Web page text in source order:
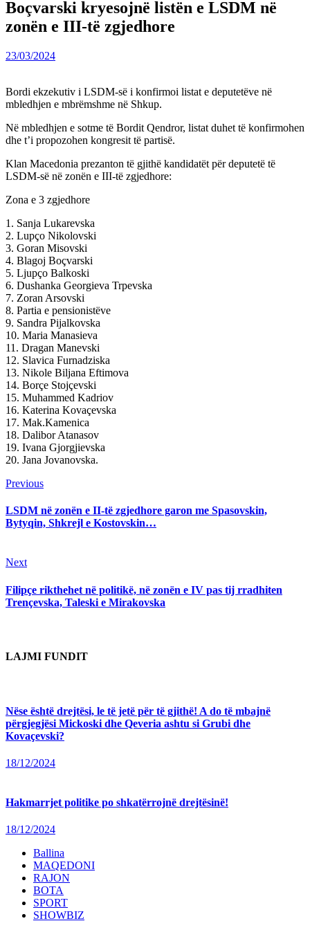
Boçvarski kryesojnë listën e LSDM në
zonën e III-të zgjedhore
23/03/2024
Bordi ekzekutiv i LSDM-së i konfirmoi listat e deputetëve në
mbledhjen e mbrëmshme në Shkup.
Në mbledhjen e sotme të Bordit Qendror, listat duhet të konfirmohen
dhe t’i propozohen kongresit të partisë.
Klan Macedonia prezanton të gjithë kandidatët për deputetë të
LSDM-së në zonën e III-të zgjedhore:
Zona e 3 zgjedhore
1. Sanja Lukarevska
2. Lupço Nikolovski
3. Goran Misovski
4. Blagoj Boçvarski
5. Ljupço Balkoski
6. Dushanka Georgieva Trpevska
7. Zoran Arsovski
8. Partia e pensionistëve
9. Sandra Pijalkovska
10. Maria Manasieva
11. Dragan Manevski
12. Slavica Furnadziska
13. Nikole Biljana Eftimova
14. Borçe Stojçevski
15. Muhammed Kadriov
16. Katerina Kovaçevska
17. Mak.Kamenica
18. Dalibor Atanasov
19. Ivana Gjorgjievska
20. Jana Jovanovska.
Continue
Reading
PreviousPrevious
LSDM në zonën e II-të zgjedhore garon me Spasovskin,
Bytyqin, Shkrejl e Kostovskin…
NextNext
Filipçe rikthehet në politikë, në zonën e IV pas tij rradhiten
Trençevska, Taleski e Mirakovska
LAJMI FUNDIT
Nëse është drejtësi, le të jetë për të gjithë! A do të mbajnë
përgjegjësi Mickoski dhe Qeveria ashtu si Grubi dhe
Kovaçevski?
18/12/2024
Hakmarrjet politike po shkatërrojnë drejtësinë!
18/12/2024
Ballina
MAQEDONI
RAJON
BOTA
SPORT
SHOWBIZ